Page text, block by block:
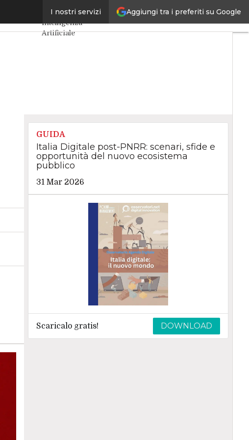
Aggiungi tra i preferiti su Google
I nostri servizi
Ultimi articoli
Intelligenza
Artificiale
GUIDA
Italia Digitale post-PNRR: scenari, sfide e
opportunità del nuovo ecosistema
pubblico
31 Mar 2026
Scaricalo gratis! DOWNLOAD